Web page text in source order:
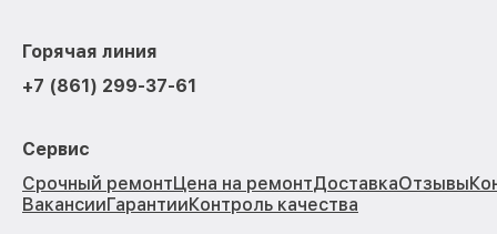
Горячая линия
+7 (861) 299-37-61
Сервис
Срочный ремонтЦена на ремонтДоставкаОтзывы
ВакансииГарантииКонтроль качества